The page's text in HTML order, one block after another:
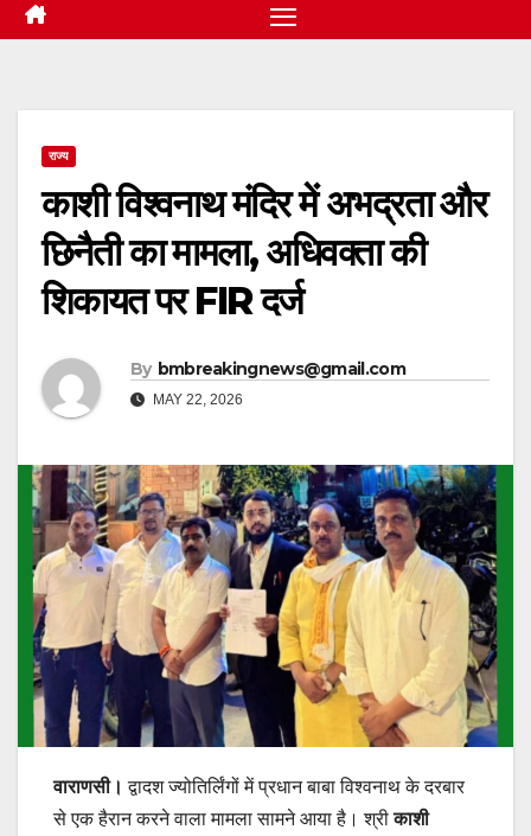
राज्य
काशी विश्वनाथ मंदिर में अभद्रता और
छिनैती का मामला, अधिवक्ता की
शिकायत पर FIR दर्ज
By bmbreakingnews@gmail.com
MAY 22, 2026
वाराणसी। द्वादश ज्योतिर्लिंगों में प्रधान बाबा विश्वनाथ के दरबार
से एक हैरान करने वाला मामला सामने आया है। श्रीकाशी